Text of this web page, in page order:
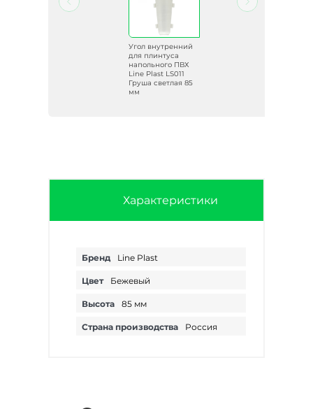
Угол внутренний
для плинтуса
напольного ПВХ
Line Plast LS011
Груша светлая 85
мм
Характеристики
Бренд Line Plast
Цвет Бежевый
Высота 85 мм
Страна производства Россия